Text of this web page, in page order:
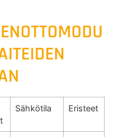
Sähkötila Eristeet